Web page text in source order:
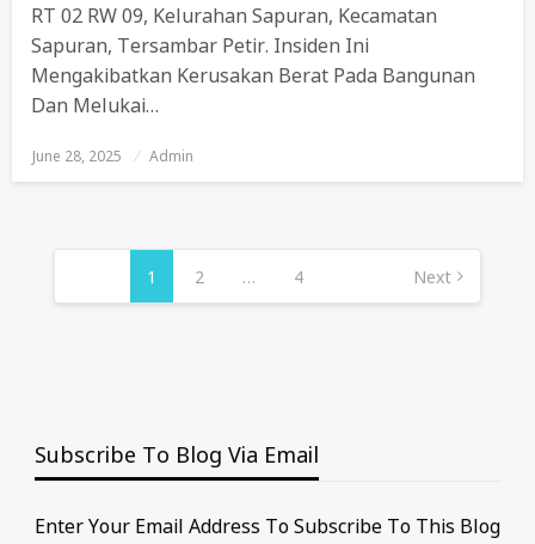
RT 02 RW 09, Kelurahan Sapuran, Kecamatan
Sapuran, Tersambar Petir. Insiden Ini
Mengakibatkan Kerusakan Berat Pada Bangunan
Dan Melukai…
Posted
June 28, 2025 Admin
Posts
Pagination
1 2 … 4 Next
Subscribe To Blog Via Email
Enter Your Email Address To Subscribe To This Blog